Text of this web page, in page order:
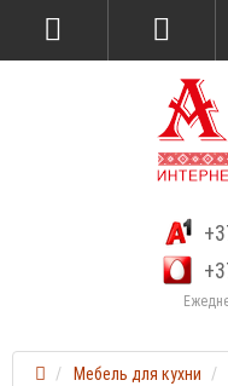
Мебель для кухни